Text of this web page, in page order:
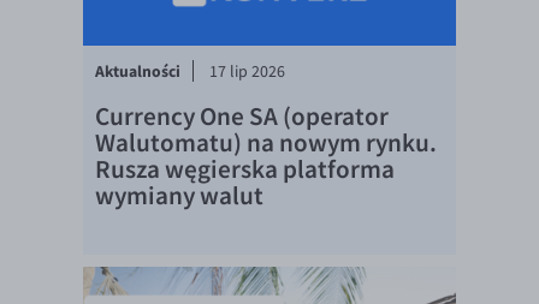
Aktualności 17 lip 2026
Currency One SA (operator
Walutomatu) na nowym rynku.
Rusza węgierska platforma
wymiany walut